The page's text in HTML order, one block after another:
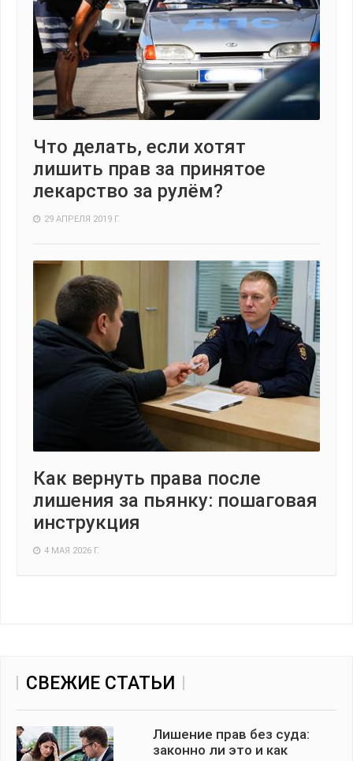
Что делать, если хотят
лишить прав за принятое
лекарство за рулём?
29 АПРЕЛЯ 2019 Г.
Как вернуть права после
лишения за пьянку: пошаговая
инструкция
4 МАЯ 2026 Г.
СВЕЖИЕ СТАТЬИ
Лишение прав без суда:
законно ли это и как